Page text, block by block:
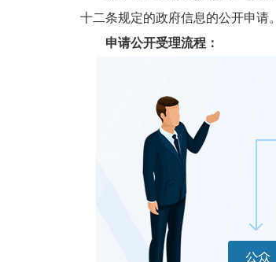
十二条规定的政府信息的公开申请。
申请公开受理流程：